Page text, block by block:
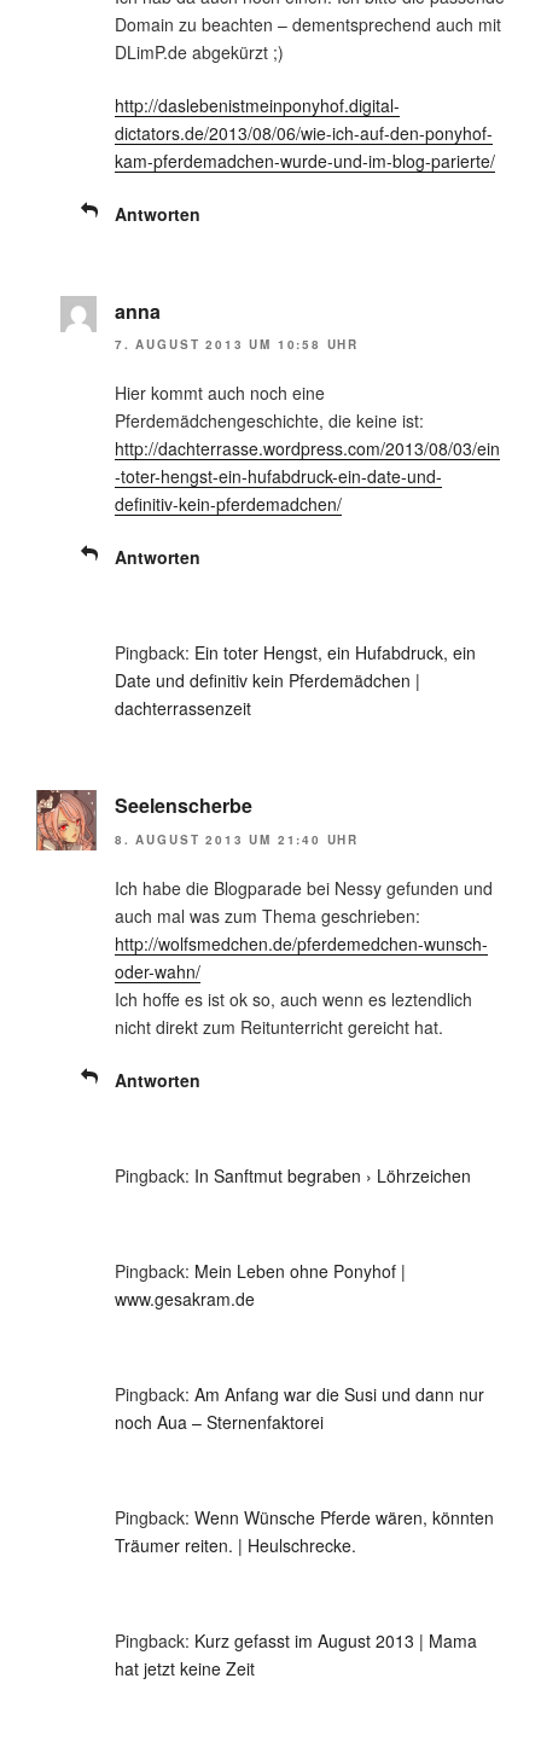
Domain zu beachten – dementsprechend auch mit
DLimP.de abgekürzt ;)
http://daslebenistmeinponyhof.digital-
dictators.de/2013/08/06/wie-ich-auf-den-ponyhof-
kam-pferdemadchen-wurde-und-im-blog-parierte/
Antworten
anna
7. AUGUST 2013 UM 10:58 UHR
Hier kommt auch noch eine
Pferdemädchengeschichte, die keine ist:
http://dachterrasse.wordpress.com/2013/08/03/ein
-toter-hengst-ein-hufabdruck-ein-date-und-
definitiv-kein-pferdemadchen/
Antworten
Pingback: Ein toter Hengst, ein Hufabdruck, ein
Date und definitiv kein Pferdemädchen |
dachterrassenzeit
Seelenscherbe
8. AUGUST 2013 UM 21:40 UHR
Ich habe die Blogparade bei Nessy gefunden und
auch mal was zum Thema geschrieben:
http://wolfsmedchen.de/pferdemedchen-wunsch-
oder-wahn/
Ich hoffe es ist ok so, auch wenn es leztendlich
nicht direkt zum Reitunterricht gereicht hat.
Antworten
Pingback: In Sanftmut begraben › Löhrzeichen
Pingback: Mein Leben ohne Ponyhof |
www.gesakram.de
Pingback: Am Anfang war die Susi und dann nur
noch Aua – Sternenfaktorei
Pingback: Wenn Wünsche Pferde wären, könnten
Träumer reiten. | Heulschrecke.
Pingback: Kurz gefasst im August 2013 | Mama
hat jetzt keine Zeit